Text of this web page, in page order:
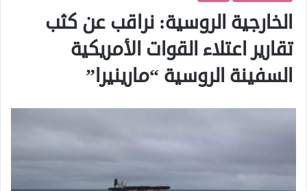
الخارجية الروسية: نراقب عن كثب
تقارير اعتلاء القوات الأمريكية
السفينة الروسية “مارينيرا”